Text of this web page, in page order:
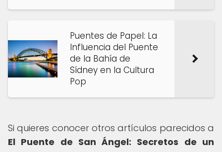
Puentes de Papel: La
Influencia del Puente
de la Bahía de
Sídney en la Cultura
Pop
Si quieres conocer otros artículos parecidos a
El Puente de San Ángel: Secretos de un